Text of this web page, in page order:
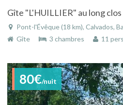
Pont-l'Évêque (18 km), Calvados,
Gîte
3 chambres 11
80€/nuit